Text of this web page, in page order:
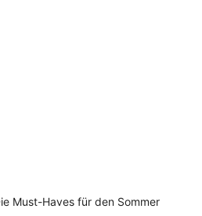
Must-Haves für den Sommer